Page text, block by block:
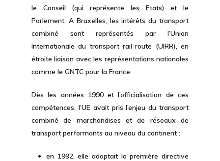
le Conseil (qui représente les Etats) et le
Parlement. A Bruxelles, les intérêts du transport
combiné sont représentés par l’Union
Internationale du transport rail-route (UIRR), en
étroite liaison avec les représentations nationales
comme le GNTC pour la France.
Dès les années 1990 et l’officialisation de ces
compétences, l’UE avait pris l’enjeu du transport
combiné de marchandises et de réseaux de
transport performants au niveau du continent :
en 1992, elle adoptait la première directive